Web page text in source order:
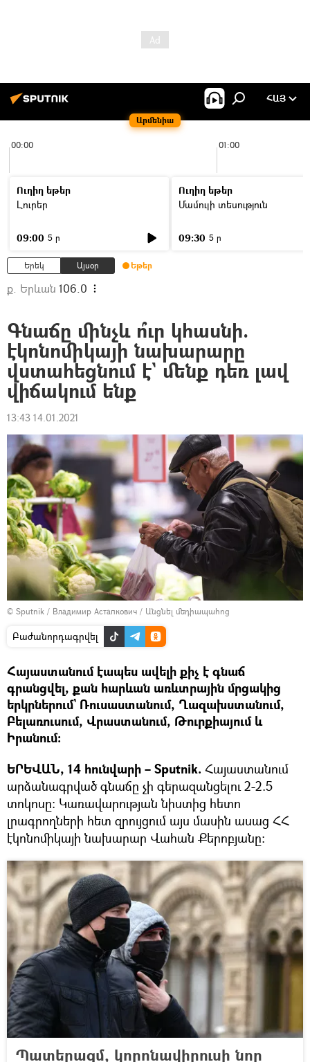
Արմենիա
ՀԱՅ
00:00 01:00
Ուղիղ եթեր
Լուրեր
09:00 5 ր
Ուղիղ եթեր
Մամուլի տեսություն
09:30 5 ր
Երեկ Այսօր Եթեր
ք. Երևան 106.0
Գնաճը մինչև ո՞ւր կհասնի.
էկոնոմիկայի նախարարը
վստահեցնում է` մենք դեռ լավ
վիճակում ենք
13:43 14.01.2021
© Sputnik / Владимир Астапкович / Անցնել մեդիապահոց
Բաժանորդագրվել
Հայաստանում էապես ավելի քիչ է գնաճ
գրանցվել, քան հարևան առևտրային մրցակից
երկրներում` Ռուսաստանում, Ղազախստանում,
Բելառուսում, Վրաստանում, Թուրքիայում և
Իրանում։
ԵՐԵՎԱՆ, 14 հունվարի – Sputnik. Հայաստանում
արձանագրված գնաճը չի գերազանցելու 2-2.5
տոկոսը։ Կառավարության նիստից հետո
լրագրողների հետ զրույցում այս մասին ասաց ՀՀ
էկոնոմիկայի նախարար Վահան Քերոբյանը։
Պատերազմ, կորոնավիրուսի նոր